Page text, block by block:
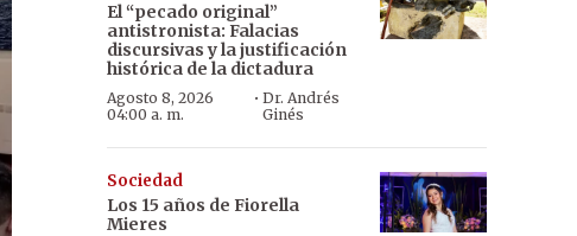
El “pecado original”
antistronista: Falacias
discursivas y la justificación
histórica de la dictadura
Agosto 8, 2026
04:00 a. m.
·Dr. Andrés
Ginés
Sociedad
Los 15 años de Fiorella
Mieres